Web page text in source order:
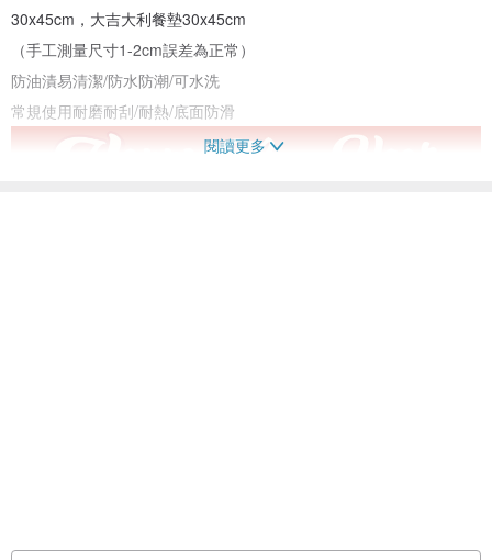
30x45cm，大吉大利餐墊30x45cm
（手工測量尺寸1-2cm誤差為正常）
防油漬易清潔/防水防潮/可水洗
常規使用耐磨耐刮/耐熱/底面防滑
閱讀更多